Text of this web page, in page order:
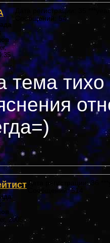
Дата регистрации: 35
Сообщений: 54
тема тихо
2005
Дата регистрации: 36
Сообщений: 514